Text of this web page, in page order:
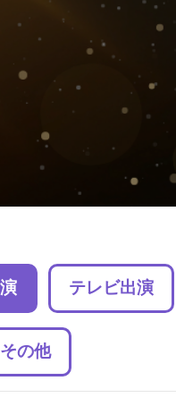
テレビ出演
その他